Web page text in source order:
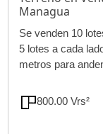
Managua
Se venden 10
5 lotes a cada
metros para
800.00 Vrs²